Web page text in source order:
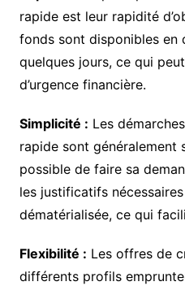
rapide est leur rapidité
fonds sont disponibles en
quelques jours, ce qui
d’urgence financière.
Simplicité : Les
rapide sont généralement
possible de faire sa
les justificatifs
dématérialisée, ce qui
Flexibilité : Les offres de
différents profils